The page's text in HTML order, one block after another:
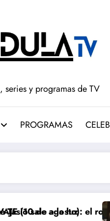
y programas de TV
PROGRAMAS
robo de los bebés sale a
Avance ‘LA